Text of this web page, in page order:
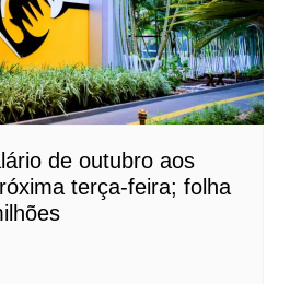
de outubro aos
terça-feira; folha